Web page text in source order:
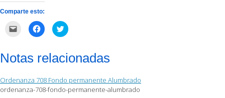
Comparte esto:
correo
electrónico
amigo
(Se
abre
Haz
clic
Facebook
(Se
una
ventana
nueva)
Haz
clic
en
Twitter
(Se
una
ventana
nueva)
Notas relacionadas
Ordenanza 708 Fondo permanente Alumbrado
ordenanza-708-fondo-permanente-alumbrado